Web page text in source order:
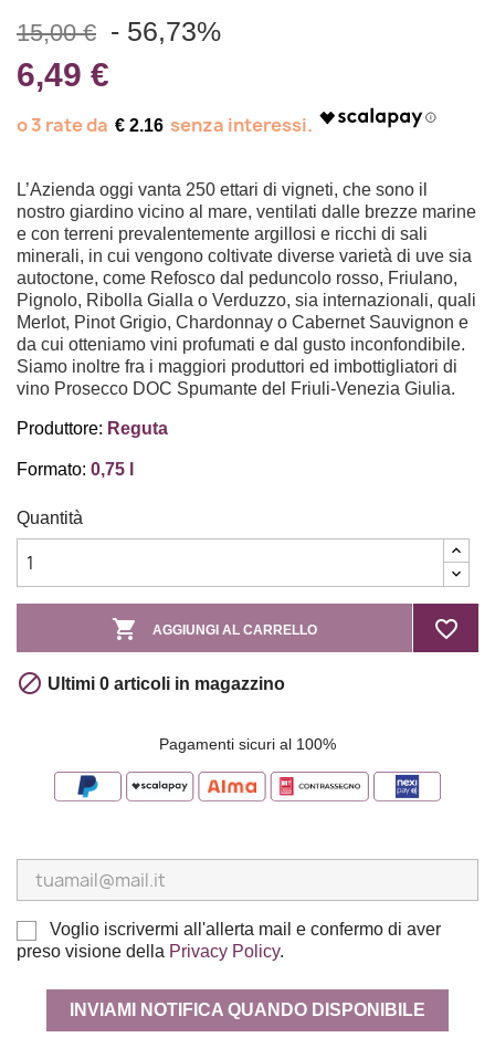
15,00 € - 56,73%
6,49 €
€ 2.16
L’Azienda oggi vanta 250 ettari di vigneti, che sono il
nostro giardino vicino al mare, ventilati dalle brezze marine
e con terreni prevalentemente argillosi e ricchi di sali
minerali, in cui vengono coltivate diverse varietà di uve sia
autoctone, come Refosco dal peduncolo rosso, Friulano,
Pignolo, Ribolla Gialla o Verduzzo, sia internazionali, quali
Merlot, Pinot Grigio, Chardonnay o Cabernet Sauvignon e
da cui otteniamo vini profumati e dal gusto inconfondibile.
Siamo inoltre fra i maggiori produttori ed imbottigliatori di
vino Prosecco DOC Spumante del Friuli-Venezia Giulia.
Produttore: Reguta
Formato: 0,75 l
Quantità
 AGGIUNGI AL CARRELLO favorite_border
 Ultimi 0 articoli in magazzino
Pagamenti sicuri al 100%
Voglio iscrivermi all'allerta mail e confermo di aver
preso visione della Privacy Policy.
INVIAMI NOTIFICA QUANDO DISPONIBILE